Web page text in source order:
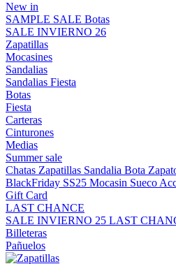
New in
SAMPLE SALE Botas
SALE INVIERNO 26
Zapatillas
Mocasines
Sandalias
Sandalias Fiesta
Botas
Fiesta
Carteras
Cinturones
Medias
Summer sale
Chatas Zapatillas Sandalia Bota
BlackFriday SS25 Mocasin Sueco
Gift Card
LAST CHANCE
SALE INVIERNO 25 LAST
Billeteras
Pañuelos